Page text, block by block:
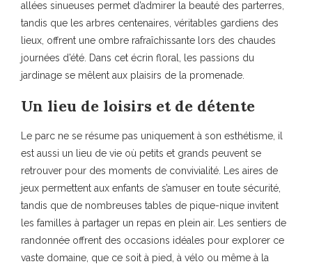
allées sinueuses permet d’admirer la beauté des parterres,
tandis que les arbres centenaires, véritables gardiens des
lieux, offrent une ombre rafraîchissante lors des chaudes
journées d’été. Dans cet écrin floral, les passions du
jardinage se mêlent aux plaisirs de la promenade.
Un lieu de loisirs et de détente
Le parc ne se résume pas uniquement à son esthétisme, il
est aussi un lieu de vie où petits et grands peuvent se
retrouver pour des moments de convivialité. Les aires de
jeux permettent aux enfants de s’amuser en toute sécurité,
tandis que de nombreuses tables de pique-nique invitent
les familles à partager un repas en plein air. Les sentiers de
randonnée offrent des occasions idéales pour explorer ce
vaste domaine, que ce soit à pied, à vélo ou même à la